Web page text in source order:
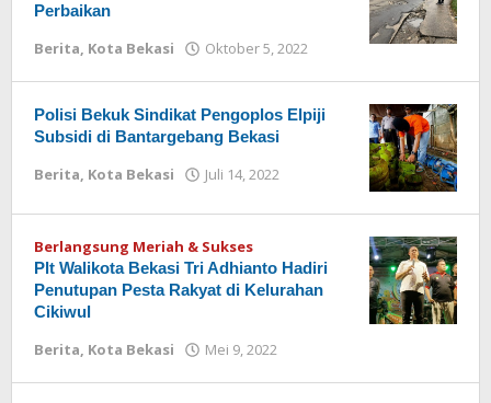
Perbaikan
Berita, Kota Bekasi Oktober 5, 2022
Polisi Bekuk Sindikat Pengoplos Elpiji
Subsidi di Bantargebang Bekasi
Berita, Kota Bekasi Juli 14, 2022
Berlangsung Meriah & Sukses
Plt Walikota Bekasi Tri Adhianto Hadiri
Penutupan Pesta Rakyat di Kelurahan
Cikiwul
Berita, Kota Bekasi Mei 9, 2022